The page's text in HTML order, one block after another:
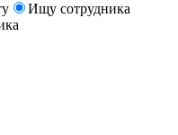
Ищу сотрудника